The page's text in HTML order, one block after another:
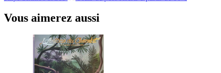
Vous aimerez aussi